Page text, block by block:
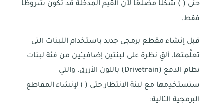
حتى ( ) شكلًا مضلعًا لأن القيم المدخلة قد تكون شروطًا
فقط.
قبل إنشاء مقطع برمجي جديد باستخدام اللبنات التي
تعلَّمتها، ألقِ نظرة على لبنتين إضافيتين من فئة لبنات
نظام الدفع (Drivetrain) باللون الأزرق، والتي
ستستخدِمها مع لبنة الانتظار حتى ( ) لإنشاء المقاطع
البرمجية التالية: